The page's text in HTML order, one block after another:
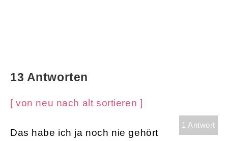
13 Antworten
[ von neu nach alt sortieren ]
1 Antwort
Das habe ich ja noch nie gehört